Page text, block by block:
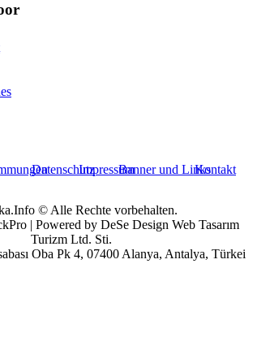
DatenschutzImpressumBanner und LinksKontakt
© Alle Rechte vorbehalten.
| Powered by DeSe Design Web Tasarım
Turizm Ltd. Sti.
Oba Pk 4, 07400 Alanya, Antalya, Türkei